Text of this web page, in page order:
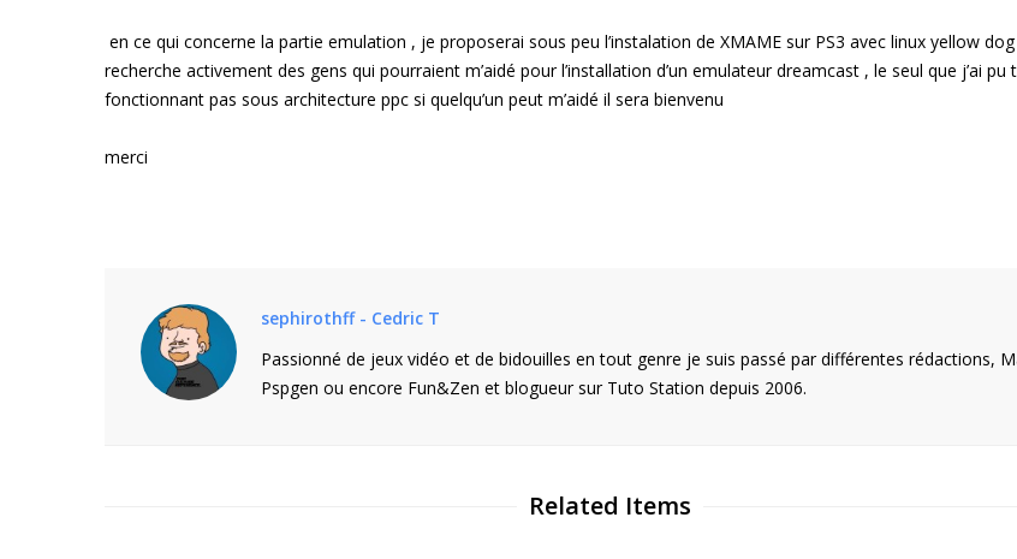
en ce qui concerne la partie emulation , je proposerai sous peu l’instalation de XMAME sur PS3 avec linux yellow
recherche activement des gens qui pourraient m’aidé pour l’installation d’un emulateur dreamcast , le seul que j’ai pu
fonctionnant pas sous architecture ppc si quelqu’un peut m’aidé il sera bienvenu
merci
sephirothff - Cedric T
Passionné de jeux vidéo et de bidouilles en tout genre je suis passé par différentes rédactions,
Pspgen ou encore Fun&Zen et blogueur sur Tuto Station depuis 2006.
Related Items